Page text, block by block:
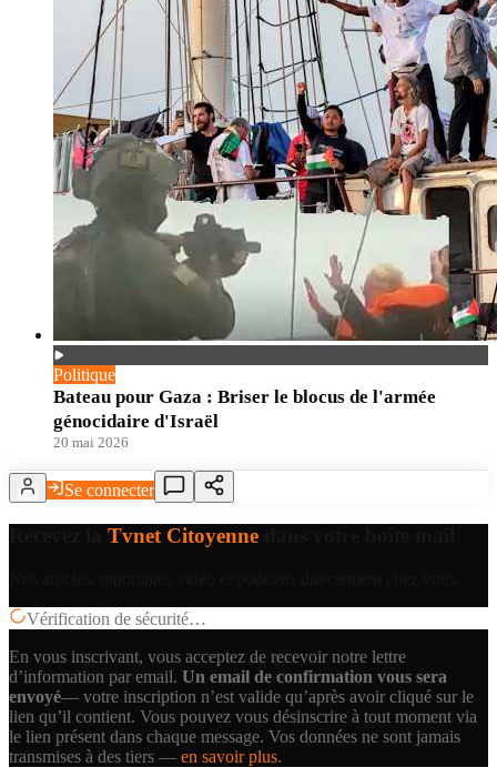
Politique
Bateau pour Gaza : Briser le blocus de l'armée
génocidaire d'Israël
20 mai 2026
Se connecter
Tvnet Citoyenne
Vérification de sécurité…
En vous inscrivant, vous acceptez de recevoir notre lettre
d’information par email. Un email de confirmation vous sera
envoyé— votre inscription n’est valide qu’après avoir cliqué sur le
lien qu’il contient. Vous pouvez vous désinscrire à tout moment via
le lien présent dans chaque message. Vos données ne sont jamais
transmises à des tiers — en savoir plus.